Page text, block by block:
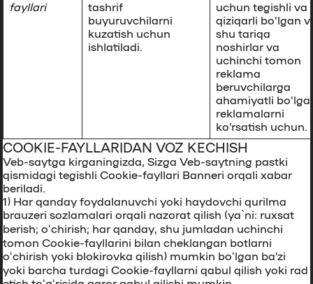
fayllari
tashrif
buyuruvchilarni
kuzatish uchun
ishlatiladi.
uchun tegishli va
qiziqarli bo’lgan
shu tariqa
noshirlar va
uchinchi tomon
reklama
beruvchilarga
ahamiyatli
reklamalarni
ko’rsatish uchun.
COOKIE-FAYLLARIDAN VOZ KECHISH
Veb-saytga kirganingizda, Sizga Veb-saytning pastki
qismidagi tegishli Cookie-fayllari Banneri orqali xabar
beriladi.
1) Har qanday foydalanuvchi yoki haydovchi qurilma
brauzeri sozlamalari orqali nazorat qilish (ya`ni: ruxsat
berish; oʻchirish; har qanday, shu jumladan uchinchi
tomon Cookie-fayllarini bilan cheklangan botlarni
oʻchirish yoki blokirovka qilish) mumkin boʻlgan baʼzi
yoki barcha turdagi Cookie-fayllarni qabul qilish yoki rad